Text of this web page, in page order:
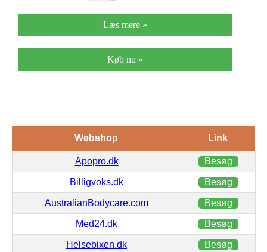
Læs mere »
Køb nu »
Webshop Link
Apopro.dk Besøg
Billigvoks.dk Besøg
AustralianBodycare.com Besøg
Med24.dk Besøg
Helsebixen.dk Besøg